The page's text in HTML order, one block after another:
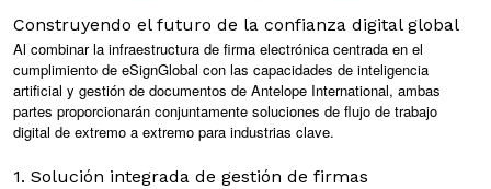
Construyendo el futuro de la confianza digital global
Al combinar la infraestructura de firma electrónica centrada en el
cumplimiento de eSignGlobal con las capacidades de inteligencia
artificial y gestión de documentos de Antelope International, ambas
partes proporcionarán conjuntamente soluciones de flujo de trabajo
digital de extremo a extremo para industrias clave.
1. Solución integrada de gestión de firmas